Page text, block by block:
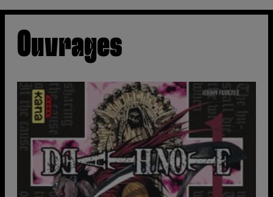
Ouvrages